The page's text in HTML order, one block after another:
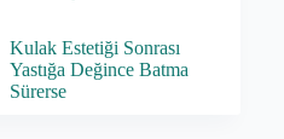
Kulak Estetiği Sonrası
Yastığa Değince Batma
Sürerse